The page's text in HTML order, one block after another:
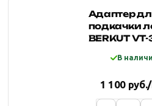
Адаптер
подкачки
BERKUT
В
1 100